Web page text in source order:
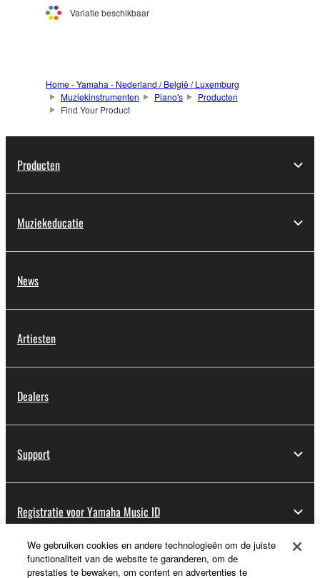
Variatie beschikbaar
Home - Yamaha - Nederland / België / Luxemburg
Muziekinstrumenten
Piano's
Producten
Find Your Product
Producten
Muziekeducatie
News
Artiesten
Dealers
Support
Registratie voor Yamaha Music ID
Over Yamaha
We gebruiken cookies en andere technologieën om de juiste
functionaliteit van de website te garanderen, om de
prestaties te bewaken, om content en advertenties te